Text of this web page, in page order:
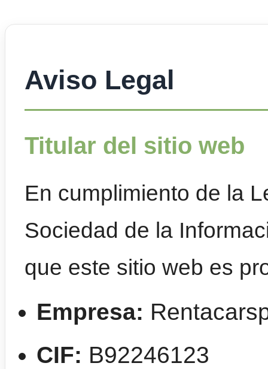
Aviso Legal
Titular del sitio web
En cumplimiento de la
Sociedad de la
que este sitio web es
Empresa:
CIF: B92246123